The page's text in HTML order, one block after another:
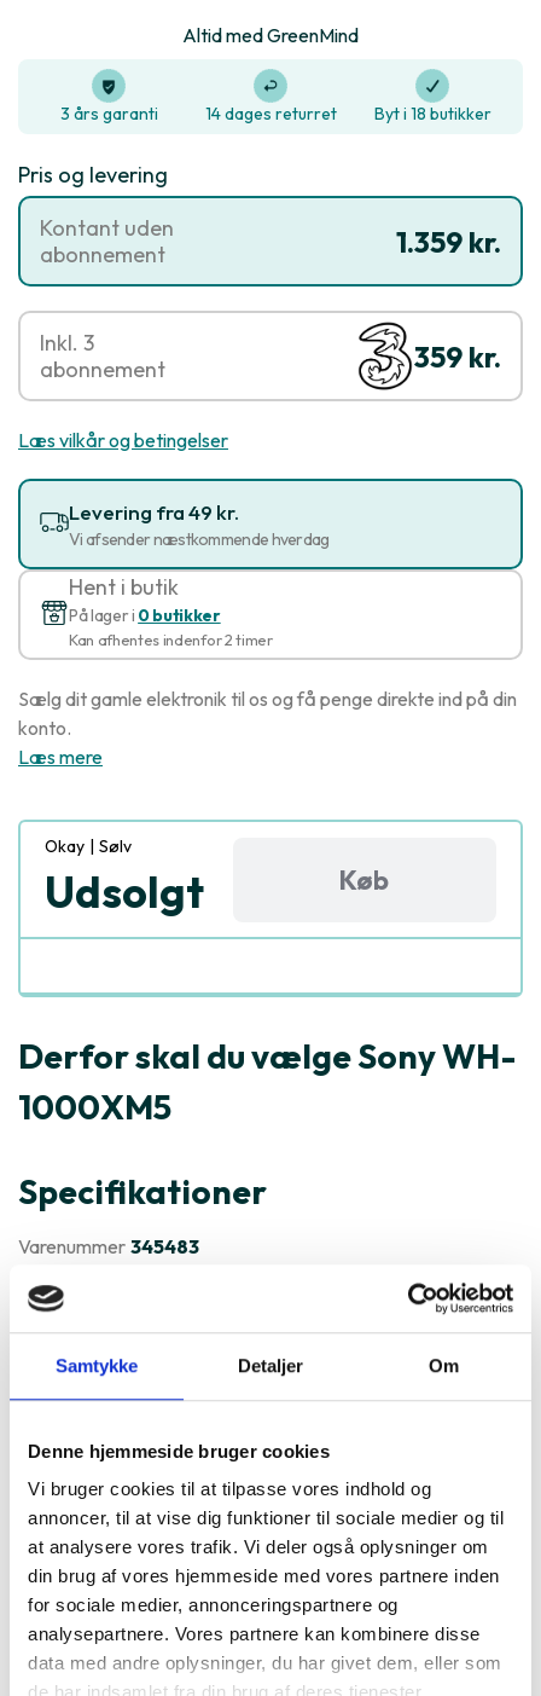
Samtykke Detaljer Om
Denne hjemmeside bruger cookies
Vi bruger cookies til at tilpasse vores indhold og
annoncer, til at vise dig funktioner til sociale medier og til
at analysere vores trafik. Vi deler også oplysninger om
din brug af vores hjemmeside med vores partnere inden
for sociale medier, annonceringspartnere og
analysepartnere. Vores partnere kan kombinere disse
data med andre oplysninger, du har givet dem, eller som
Altid med GreenMind
3 års garanti 14 dages returret Byt i 18 butikker
Pris og levering
1.359 kr.
Kontant uden
abonnement
359 kr.
Inkl. 3
abonnement
Læs vilkår og betingelser
Levering fra 49 kr.
Vi afsender næstkommende hverdag
Hent i butik
På lager i 0 butikker
Kan afhentes indenfor 2 timer
Sælg dit gamle elektronik til os og få penge direkte ind på din
konto.
Læs mere
Okay | Sølv
Udsolgt Køb
Derfor skal du vælge Sony WH-
1000XM5
Specifikationer
Varenummer 345483
Sony WH-1000XM5 er ofte
købt sammen med